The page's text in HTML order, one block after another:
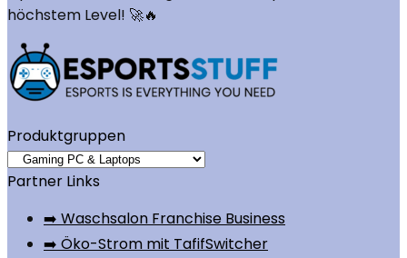
höchstem Level! 🚀🔥
Produktgruppen
Partner Links
➡️ Waschsalon Franchise Business
➡️ Öko-Strom mit TafifSwitcher